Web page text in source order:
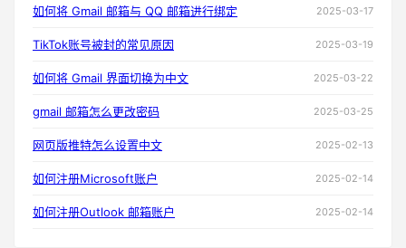
如何将 Gmail 邮箱与 QQ 邮箱进行绑定 2025-03-17
TikTok账号被封的常见原因 2025-03-19
如何将 Gmail 界面切换为中文 2025-03-22
gmail 邮箱怎么更改密码 2025-03-25
网页版推特怎么设置中文 2025-02-13
如何注册Microsoft账户 2025-02-14
如何注册Outlook 邮箱账户 2025-02-14